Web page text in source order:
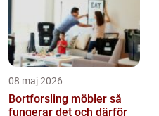
08 maj 2026
Bortforsling möbler så
fungerar det och därför